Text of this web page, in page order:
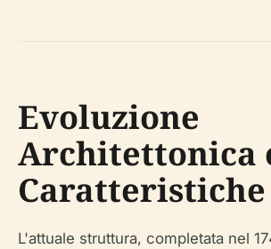
Evoluzione
Architettonica
Caratteristiche
L'attuale struttura, completata nel